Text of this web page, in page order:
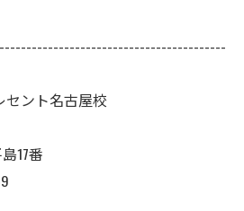
セント名古屋校
17番